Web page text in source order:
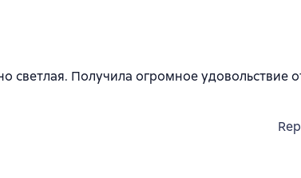
светлая. Получила огромное удовольствие